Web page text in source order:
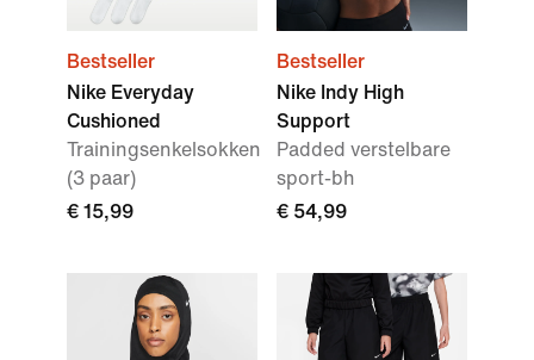
Bestseller
Nike Everyday
Cushioned
Trainingsenkelsokken
(3 paar)
€ 15,99
Bestseller
Nike Indy High
Support
Padded verstelbare
sport-bh
€ 54,99